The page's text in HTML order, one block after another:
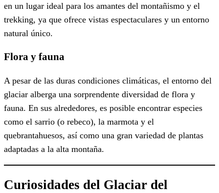
en un lugar ideal para los amantes del montañismo y el
trekking, ya que ofrece vistas espectaculares y un entorno
natural único.
Flora y fauna
A pesar de las duras condiciones climáticas, el entorno del
glaciar alberga una sorprendente diversidad de flora y
fauna. En sus alrededores, es posible encontrar especies
como el sarrio (o rebeco), la marmota y el
quebrantahuesos, así como una gran variedad de plantas
adaptadas a la alta montaña.
Curiosidades del Glaciar del